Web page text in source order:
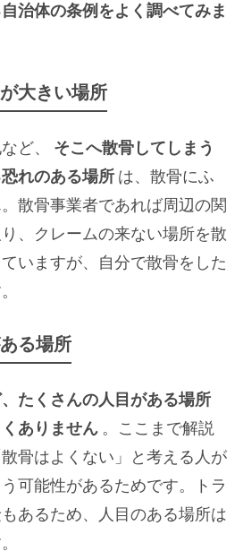
治体の条例をよく調べてみま
大きい場所
ど、 そこへ散骨してしまう
れのある場所 は、散骨にふ
散骨事業者であれば周辺の関
、クレームの来ない場所を散
いますが、自分で散骨をした
る場所
たくさんの人目がある場所
ありません 。ここまで解説
骨はよくない」と考える人が
可能性があるためです。トラ
あるため、人目のある場所は